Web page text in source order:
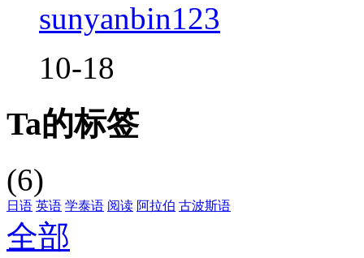
sunyanbin123
10-18
Ta的标签
(6)
日语 英语 学泰语 阅读 阿拉伯 古波斯语
全部